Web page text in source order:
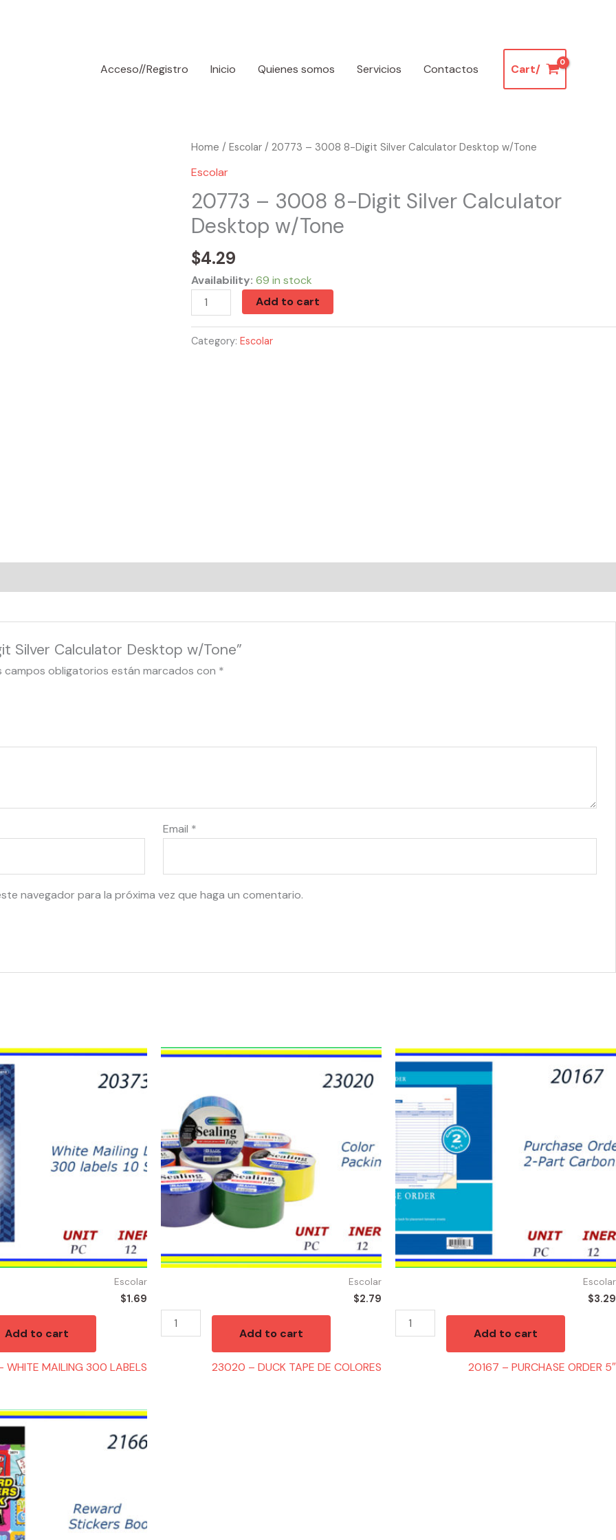
Acceso//Registro
Inicio Quienes somos Servicios Contactos Cart/
Home / Escolar/ 20773 – 3008 8-Digit Silver Calculator Desktop w/Tone
Escolar
20773 – 3008 8-Digit Silver Calculator
Desktop w/Tone
$4.29
Availability: 69 in stock
20773
-
8-
Digit
Calculator
Desktop
w/Tone
quantity
Add to cart
Category: Escolar
Calculator Desktop w/Tone”
campos obligatorios están marcados con *
Email *
navegador para la próxima vez que haga un comentario.
Escolar
$1.69
Add to cart
MAILING 300 LABELS
Escolar
$2.79
23020
TAPE
DE
COLORES
quantity
Add to cart
23020 – DUCK TAPE DE COLORES
Escolar
$3.29
20167
-
PURCHASE
ORDER
5"
quantity
Add to cart
20167 – PURCHASE ORDER 5″